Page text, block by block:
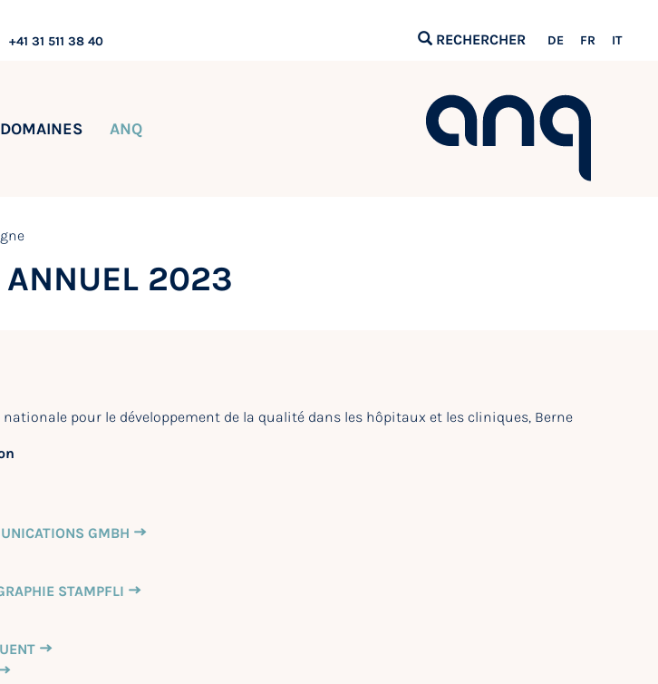
+41 31 511 38 40 RECHERCHER DE FR IT
DOMAINES ANQ
ANNUEL 2023
nationale pour le développement de la qualité dans les hôpitaux et les cliniques, Berne
GMBH
STAMPFLI